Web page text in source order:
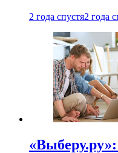
2 года спустя2 года